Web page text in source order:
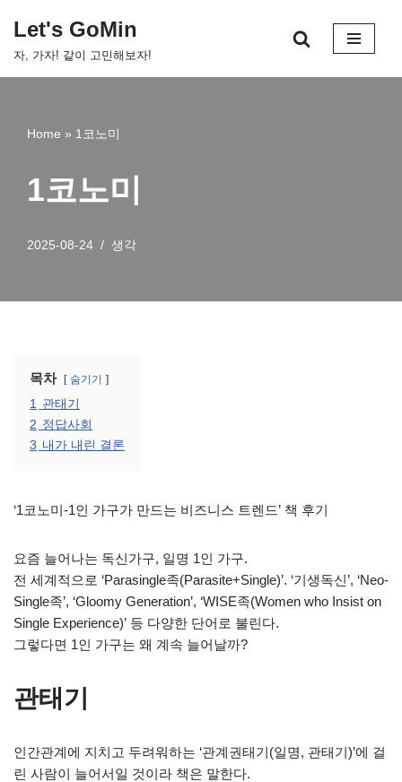
콘
Let's GoMin
자, 가자! 같이 고민해보자!
Home » 1코노미
1코노미
2025-08-24 생각
목차 숨기기
1 관태기
2 정답사회
3 내가 내린 결론
‘1코노미-1인 가구가 만드는 비즈니스 트렌드’ 책 후기
요즘 늘어나는 독신가구, 일명 1인 가구.
전 세계적으로 ‘Parasingle족(Parasite+Single)’. ‘기생독신’, ‘Neo-
Single족’, ‘Gloomy Generation’, ‘WISE족(Women who Insist on
Single Experience)’ 등 다양한 단어로 불린다.
그렇다면 1인 가구는 왜 계속 늘어날까?
관태기
인간관계에 지치고 두려워하는 ‘관계권태기(일명, 관태기)’에 걸
린 사람이 늘어서일 것이라 책은 말한다.